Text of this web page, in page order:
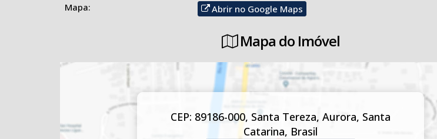
Mapa:
Abrir no Google Maps
Mapa do Imóvel
CEP: 89186-000, Santa Tereza, Aurora, Santa
Catarina, Brasil